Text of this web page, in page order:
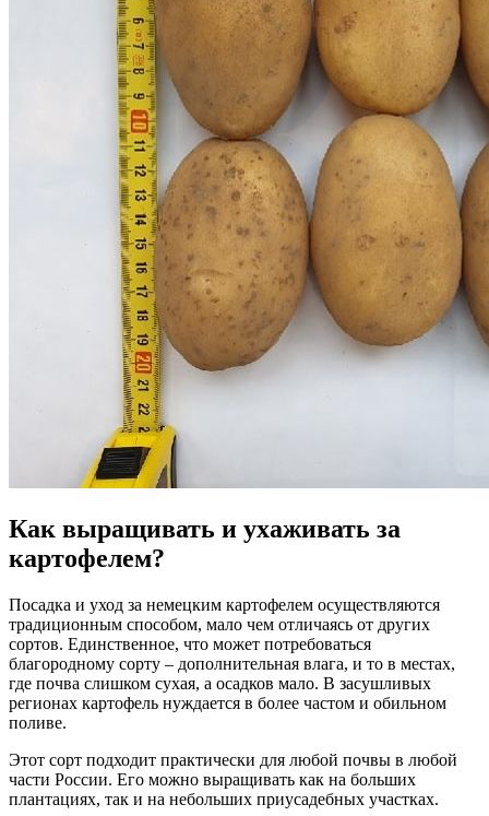
Как выращивать и ухаживать за
картофелем?
Посадка и уход за немецким картофелем осуществляются
традиционным способом, мало чем отличаясь от других
сортов. Единственное, что может потребоваться
благородному сорту – дополнительная влага, и то в местах,
где почва слишком сухая, а осадков мало. В засушливых
регионах картофель нуждается в более частом и обильном
поливе.
Этот сорт подходит практически для любой почвы в любой
части России. Его можно выращивать как на больших
плантациях, так и на небольших приусадебных участках.